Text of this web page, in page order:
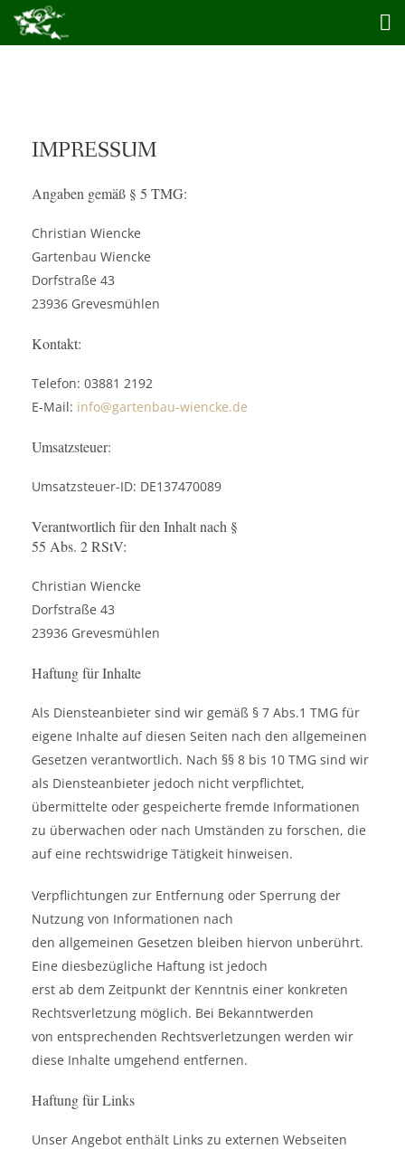
IMPRESSUM
Angaben gemäß § 5 TMG:
Christian Wiencke
Gartenbau Wiencke
Dorfstraße 43
23936 Grevesmühlen
Kontakt:
Telefon: 03881 2192
E-Mail: info@gartenbau-wiencke.de
Umsatzsteuer:
Umsatzsteuer-ID: DE137470089
Verantwortlich für den Inhalt nach §
55 Abs. 2 RStV:
Christian Wiencke
Dorfstraße 43
23936 Grevesmühlen
Haftung für Inhalte
Als Diensteanbieter sind wir gemäß § 7 Abs.1 TMG für
eigene Inhalte auf diesen Seiten nach den allgemeinen
Gesetzen verantwortlich. Nach §§ 8 bis 10 TMG sind wir
als Diensteanbieter jedoch nicht verpflichtet,
übermittelte oder gespeicherte fremde Informationen
zu überwachen oder nach Umständen zu forschen, die
auf eine rechtswidrige Tätigkeit hinweisen.
Verpflichtungen zur Entfernung oder Sperrung der
Nutzung von Informationen nach
den allgemeinen Gesetzen bleiben hiervon unberührt.
Eine diesbezügliche Haftung ist jedoch
erst ab dem Zeitpunkt der Kenntnis einer konkreten
Rechtsverletzung möglich. Bei Bekanntwerden
von entsprechenden Rechtsverletzungen werden wir
diese Inhalte umgehend entfernen.
Haftung für Links
Unser Angebot enthält Links zu externen Webseiten